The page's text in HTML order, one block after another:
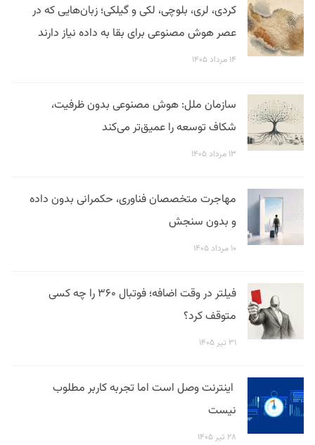
کردی، لری، بلوچی، لکی و گیلکی؛ زبان‌هایی که در
عصر هوش مصنوعی برای بقا به داده نیاز دارند
۱۴ مرداد ۱۴۰۵
سازمان ملل: هوش مصنوعی بدون ظرفیت،
شکاف توسعه را عمیق‌تر می‌کند
۱۳ مرداد ۱۴۰۵
مهاجرت متخصصان فناوری، حکمرانی بدون داده
و بدون سنجش
۱۰ مرداد ۱۴۰۵
فیلتر در وقت اضافه؛ فوتبال ۳۶۰ را چه کسی
متوقف کرد؟
۳۱ تیر ۱۴۰۵
اینترنت وصل است اما تجربه کاربر مطلوب
نیست
۲۸ تیر ۱۴۰۵